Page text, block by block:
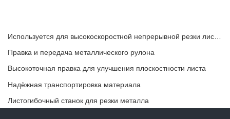
Правка и передача металлического рулона
Высокоточная правка для улучшения плоскостности листа
Надёжная транспортировка материала
Листогибочный станок для резки металла